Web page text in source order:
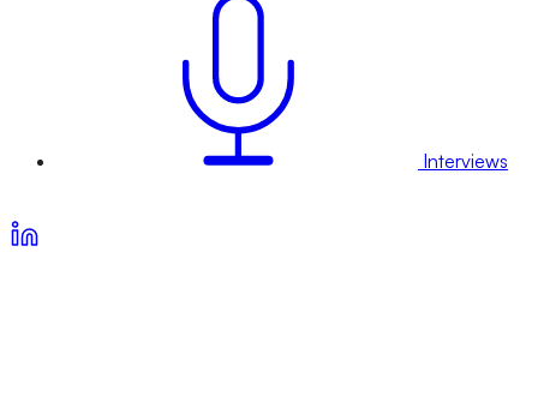
Interviews